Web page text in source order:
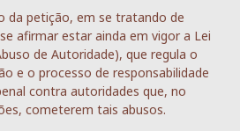
da petição, em se tratando de
afirmar estar ainda em vigor a Lei
de Autoridade), que regula o
e o processo de responsabilidade
contra autoridades que, no
cometerem tais abusos.